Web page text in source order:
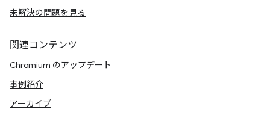
未解決の問題を見る
関連コンテンツ
Chromium のアップデート
事例紹介
アーカイブ